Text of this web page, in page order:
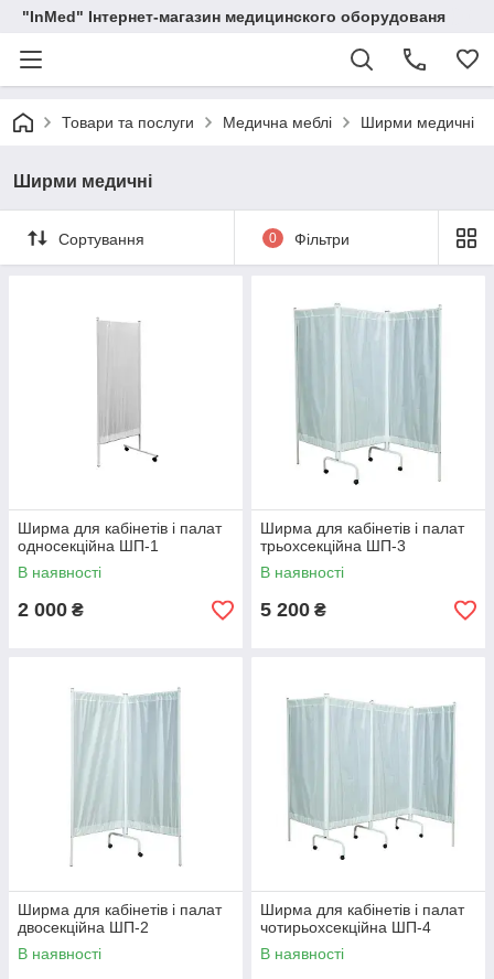
"InMed" Інтернет-магазин медицинского оборудованя
Товари та послуги Медична меблі Ширми медичні
Ширми медичні
Сортування 0 Фільтри
Ширма для кабінетів і палат
односекційна ШП-1
В наявності
2 000 ₴
Ширма для кабінетів і палат
трьохсекційна ШП-3
В наявності
5 200 ₴
Ширма для кабінетів і палат
двосекційна ШП-2
В наявності
Ширма для кабінетів і палат
чотирьохсекційна ШП-4
В наявності